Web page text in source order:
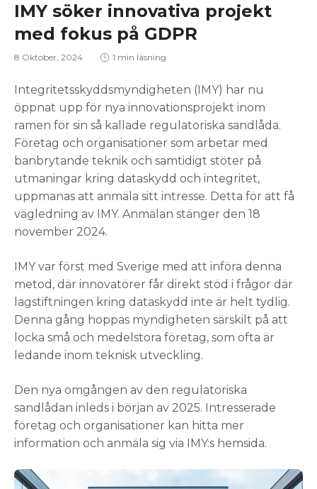
IMY söker innovativa projekt
med fokus på GDPR
8 Oktober, 2024 1 min läsning
Integritetsskyddsmyndigheten (IMY) har nu
öppnat upp för nya innovationsprojekt inom
ramen för sin så kallade regulatoriska sandlåda.
Företag och organisationer som arbetar med
banbrytande teknik och samtidigt stöter på
utmaningar kring dataskydd och integritet,
uppmanas att anmäla sitt intresse. Detta för att få
vägledning av IMY. Anmälan stänger den 18
november 2024.
IMY var först med Sverige med att införa denna
metod, där innovatörer får direkt stöd i frågor där
lagstiftningen kring dataskydd inte är helt tydlig.
Denna gång hoppas myndigheten särskilt på att
locka små och medelstora företag, som ofta är
ledande inom teknisk utveckling.
Den nya omgången av den regulatoriska
sandlådan inleds i början av 2025. Intresserade
företag och organisationer kan hitta mer
information och anmäla sig via IMY:s hemsida.